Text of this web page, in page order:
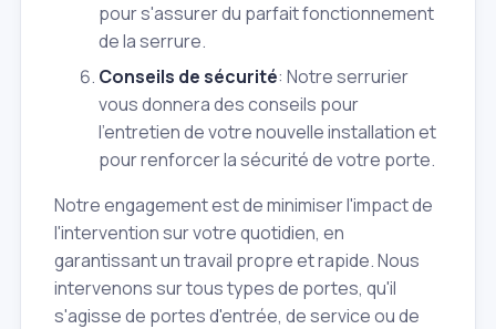
pour s'assurer du parfait fonctionnement
de la serrure.
Conseils de sécurité: Notre serrurier
vous donnera des conseils pour
l'entretien de votre nouvelle installation et
pour renforcer la sécurité de votre porte.
Notre engagement est de minimiser l'impact de
l'intervention sur votre quotidien, en
garantissant un travail propre et rapide. Nous
intervenons sur tous types de portes, qu'il
s'agisse de portes d'entrée, de service ou de